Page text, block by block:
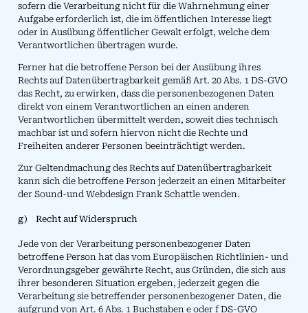
sofern die Verarbeitung nicht für die Wahrnehmung einer
Aufgabe erforderlich ist, die im öffentlichen Interesse liegt
oder in Ausübung öffentlicher Gewalt erfolgt, welche dem
Verantwortlichen übertragen wurde.
Ferner hat die betroffene Person bei der Ausübung ihres
Rechts auf Datenübertragbarkeit gemäß Art. 20 Abs. 1 DS-GVO
das Recht, zu erwirken, dass die personenbezogenen Daten
direkt von einem Verantwortlichen an einen anderen
Verantwortlichen übermittelt werden, soweit dies technisch
machbar ist und sofern hiervon nicht die Rechte und
Freiheiten anderer Personen beeinträchtigt werden.
Zur Geltendmachung des Rechts auf Datenübertragbarkeit
kann sich die betroffene Person jederzeit an einen Mitarbeiter
der Sound-und Webdesign Frank Schattle wenden.
g) Recht auf Widerspruch
Jede von der Verarbeitung personenbezogener Daten
betroffene Person hat das vom Europäischen Richtlinien- und
Verordnungsgeber gewährte Recht, aus Gründen, die sich aus
ihrer besonderen Situation ergeben, jederzeit gegen die
Verarbeitung sie betreffender personenbezogener Daten, die
aufgrund von Art. 6 Abs. 1 Buchstaben e oder f DS-GVO